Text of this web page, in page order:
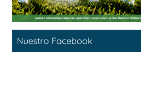
Nuestro Facebook